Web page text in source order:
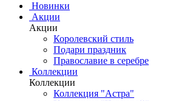
Новинки
Акции
Акции
Королевский стиль
Подари праздник
Православие в серебре
Коллекции
Коллекции
Коллекция "Астра"